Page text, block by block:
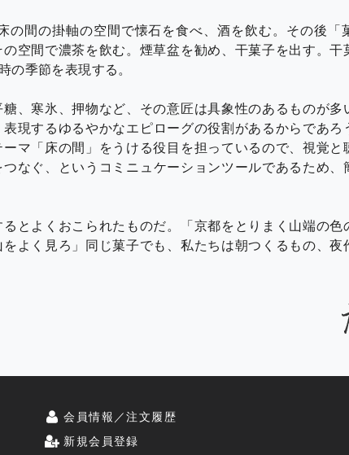
間の掛軸の空間で懐石を食べ、酒を飲む。その後「
空間で濃茶を飲む。煙草盆を勧め、干菓子を出す。干
の季節を表現する。
、寒氷、押物など、その意匠は具象性のあるものが多
現するゆるやかなエピローグの役割があるからであろ
マ「床の間」をうける役目を担っているので、視覚と
なぐ、というコミニュケーションツールであるため、
とよくおこられたものだ。「京都をとりまく山端の色
よく見ろ」同じ菓子でも、私たちは朝つくるもの、夜
会員情報／注文履歴
新規会員登録